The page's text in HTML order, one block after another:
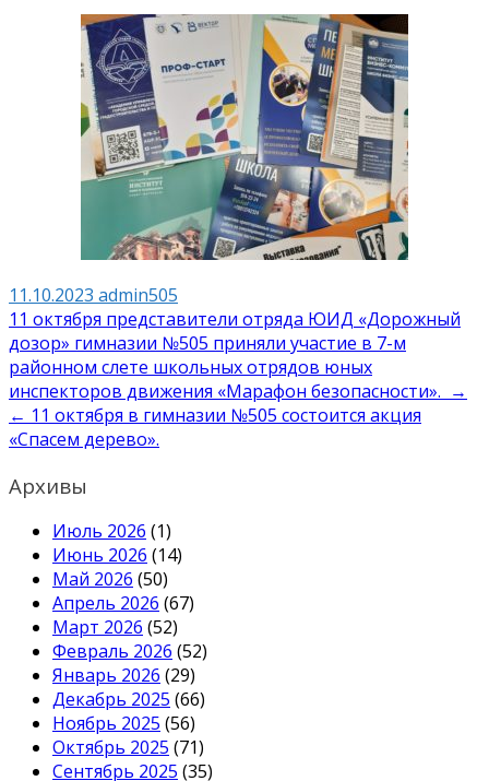
11.10.2023 admin505
Навигация
по
записям
11 октября представители отряда ЮИД «Дорожный
дозор» гимназии №505 приняли участие в 7-м
районном слете школьных отрядов юных
инспекторов движения «Марафон безопасности». →
← 11 октября в гимназии №505 состоится акция
«Спасем дерево».
Архивы
Июль 2026 (1)
Июнь 2026 (14)
Май 2026 (50)
Апрель 2026 (67)
Март 2026 (52)
Февраль 2026 (52)
Январь 2026 (29)
Декабрь 2025 (66)
Ноябрь 2025 (56)
Октябрь 2025 (71)
Сентябрь 2025 (35)